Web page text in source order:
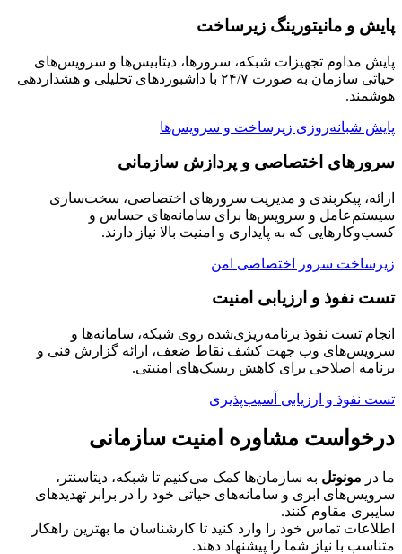
پایش و مانیتورینگ زیرساخت
پایش مداوم تجهیزات شبکه، سرورها، دیتابیس‌ها و سرویس‌های
حیاتی سازمان به صورت ۲۴/۷ با داشبوردهای تحلیلی و هشداردهی
هوشمند.
پایش شبانه‌روزی زیرساخت و سرویس‌ها
سرورهای اختصاصی و پردازش سازمانی
ارائه، پیکربندی و مدیریت سرورهای اختصاصی، سخت‌سازی
سیستم‌عامل و سرویس‌ها برای سامانه‌های حساس و
کسب‌وکارهایی که به پایداری و امنیت بالا نیاز دارند.
زیرساخت سرور اختصاصی امن
تست نفوذ و ارزیابی امنیت
انجام تست نفوذ برنامه‌ریزی‌شده روی شبکه، سامانه‌ها و
سرویس‌های وب جهت کشف نقاط ضعف، ارائه گزارش فنی و
برنامه اصلاحی برای کاهش ریسک‌های امنیتی.
تست نفوذ و ارزیابی آسیب‌پذیری
درخواست مشاوره امنیت سازمانی
ما در مونوتل به سازمان‌ها کمک می‌کنیم تا شبکه، دیتاسنتر،
سرویس‌های ابری و سامانه‌های حیاتی خود را در برابر تهدیدهای
سایبری مقاوم کنند.
اطلاعات تماس خود را وارد کنید تا کارشناسان ما بهترین راهکار
متناسب با نیاز شما را پیشنهاد دهند.